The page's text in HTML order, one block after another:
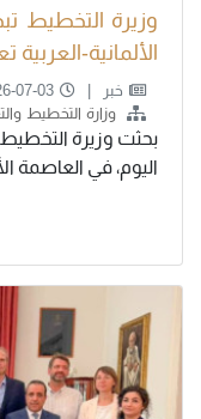
وزيرة التخطيط
الألمانية-العربية
خبر
07-03
وزارة التخطيط
بحثت وزيرة التخطيط
اليوم، في العاصمة